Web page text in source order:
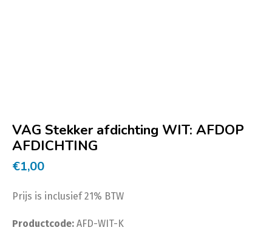
VAG Stekker afdichting WIT: AFDOP
AFDICHTING
€1,00
Prijs is inclusief 21% BTW
Productcode: AFD-WIT-K